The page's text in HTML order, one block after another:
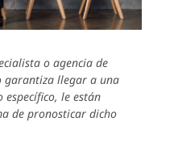
o agencia de
llegar a una
le están
de pronosticar dicho